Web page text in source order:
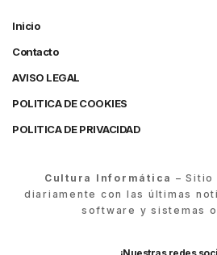
Inicio
Contacto
AVISO LEGAL
POLITICA DE COOKIES
POLITICA DE PRIVACIDAD
Cultura Informática – Sitio
diariamente con las últimas
software y sistemas